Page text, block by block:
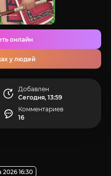
онлайн
у людей
Добавлен
Сегодня, 13:59
Комментариев
16
2026 16:30